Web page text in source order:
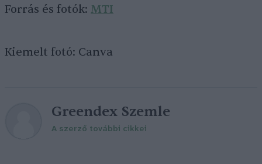
Forrás és fotók: MTI
Kiemelt fotó: Canva
Greendex Szemle
A szerző további cikkei